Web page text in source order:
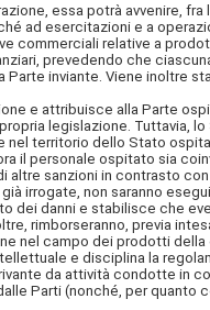
essa potrà avvenire,
ad esercitazioni e a
commerciali relative a
prevedendo che
Parte inviante. Viene inoltre
e attribuisce alla Parte
legislazione. Tuttavia,
nel territorio dello Stato
il personale ospitato sia
altre sanzioni in contrasto
irrogate, non saranno
danni e stabilisce che
rimborseranno, previa
nel campo dei prodotti
e disciplina la
da attività condotte in
Parti (nonché, per quanto